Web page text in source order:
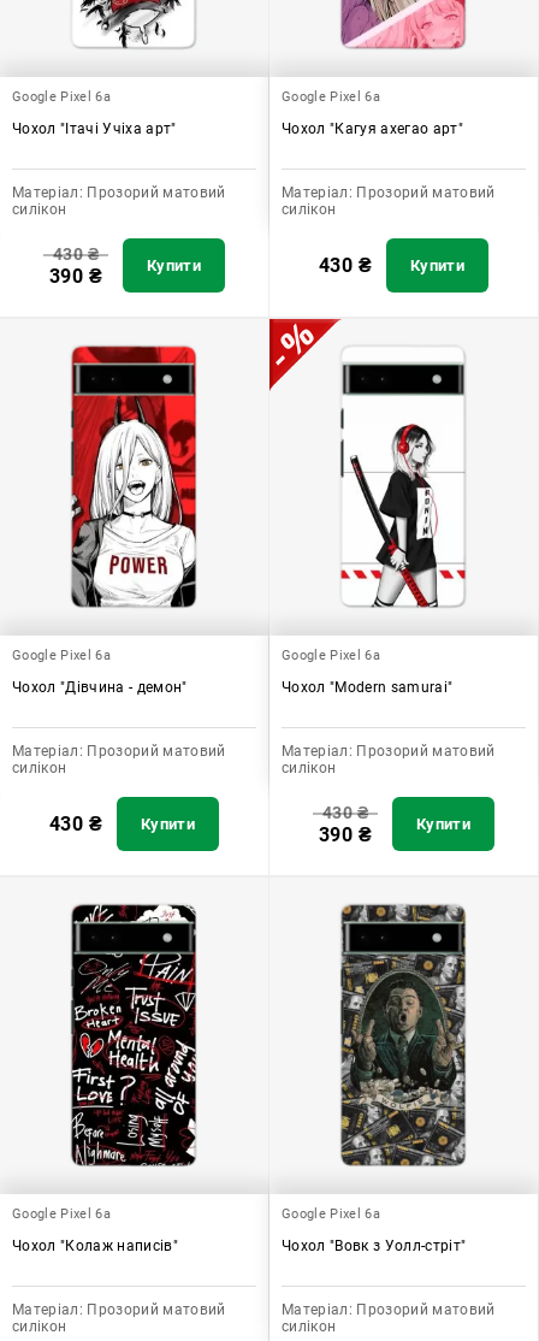
Google Pixel 6a
Чохол "Ітачі Учіха арт"
Матеріал: Прозорий матовий
силікон
430₴
390 ₴ Купити
Google Pixel 6a
Чохол "Кагуя ахегао арт"
Матеріал: Прозорий матовий
силікон
430 ₴ Купити
Google Pixel 6a
Чохол "Дівчина - демон"
Матеріал: Прозорий матовий
силікон
430 ₴ Купити
Google Pixel 6a
Чохол "Modern samurai"
Матеріал: Прозорий матовий
силікон
430₴
390 ₴ Купити
Google Pixel 6a
Чохол "Колаж написів"
Матеріал: Прозорий матовий
силікон
Google Pixel 6a
Чохол "Вовк з Уолл-стріт"
Матеріал: Прозорий матовий
силікон